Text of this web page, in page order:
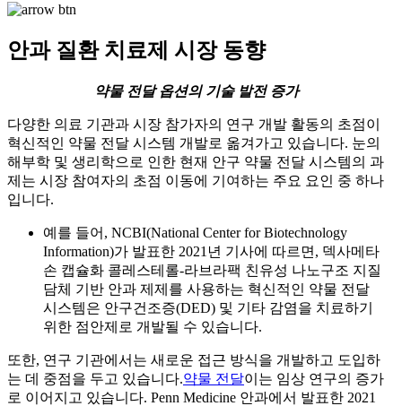
안과 질환 치료제 시장 동향
약물 전달 옵션의 기술 발전 증가
다양한 의료 기관과 시장 참가자의 연구 개발 활동의 초점이
혁신적인 약물 전달 시스템 개발로 옮겨가고 있습니다. 눈의
해부학 및 생리학으로 인한 현재 안구 약물 전달 시스템의 과
제는 시장 참여자의 초점 이동에 기여하는 주요 요인 중 하나
입니다.
예를 들어, NCBI(National Center for Biotechnology
Information)가 발표한 2021년 기사에 따르면, 덱사메타
손 캡슐화 콜레스테롤-라브라팩 친유성 나노구조 지질
담체 기반 안과 제제를 사용하는 혁신적인 약물 전달
시스템은 안구건조증(DED) 및 기타 감염을 치료하기
위한 점안제로 개발될 수 있습니다.
또한, 연구 기관에서는 새로운 접근 방식을 개발하고 도입하
는 데 중점을 두고 있습니다.약물 전달이는 임상 연구의 증가
로 이어지고 있습니다. Penn Medicine 안과에서 발표한 2021